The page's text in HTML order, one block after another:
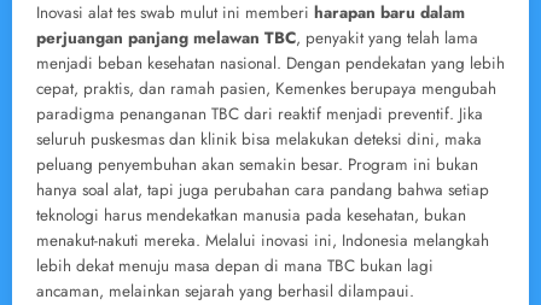
Inovasi alat tes swab mulut ini memberi harapan baru dalam
perjuangan panjang melawan TBC, penyakit yang telah lama
menjadi beban kesehatan nasional. Dengan pendekatan yang lebih
cepat, praktis, dan ramah pasien, Kemenkes berupaya mengubah
paradigma penanganan TBC dari reaktif menjadi preventif. Jika
seluruh puskesmas dan klinik bisa melakukan deteksi dini, maka
peluang penyembuhan akan semakin besar. Program ini bukan
hanya soal alat, tapi juga perubahan cara pandang bahwa setiap
teknologi harus mendekatkan manusia pada kesehatan, bukan
menakut-nakuti mereka. Melalui inovasi ini, Indonesia melangkah
lebih dekat menuju masa depan di mana TBC bukan lagi
ancaman, melainkan sejarah yang berhasil dilampaui.